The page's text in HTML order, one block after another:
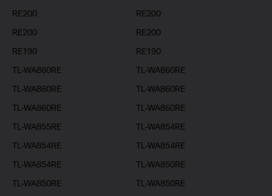
RE200
RE200
RE200
RE200
RE190
RE190
TL-WA860RE
TL-WA860RE
TL-WA860RE
TL-WA860RE
TL-WA860RE
TL-WA860RE
TL-WA855RE
TL-WA854RE
TL-WA854RE
TL-WA854RE
TL-WA854RE
TL-WA850RE
TL-WA850RE
TL-WA850RE